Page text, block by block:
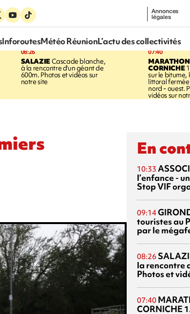
Annonces
légales
InforoutesMétéo RéunionL’actu des collectivités
08:26
SALAZIECascade blanche,
à la rencontre d'un géant de
600m. Photos et vidéos sur
notre site
07:40
CORNICHE
sur le bitume,
littoral fermée
nord - ouest.
vidéos sur
En
10:33
l’enfance -
Stop VIF
09:14
touristes au
par le
08:26
la rencontre
Photos et
07:40
CORNICHE